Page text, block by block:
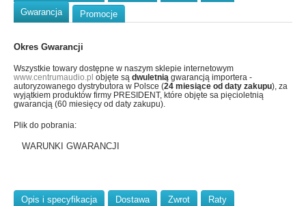
Gwarancja
Promocje
Okres Gwarancji
Wszystkie towary dostępne w naszym sklepie internetowym
www.centrumaudio.pl objęte są dwuletnią gwarancją importera -
autoryzowanego dystrybutora w Polsce (24 miesiące od daty zakupu), za
wyjątkiem produktów firmy PRESIDENT, które objęte sa pięcioletnią
gwarancją (60 miesięcy od daty zakupu).
Plik do pobrania:
WARUNKI GWARANCJI
Opis i specyfikacja Dostawa Zwrot
Raty